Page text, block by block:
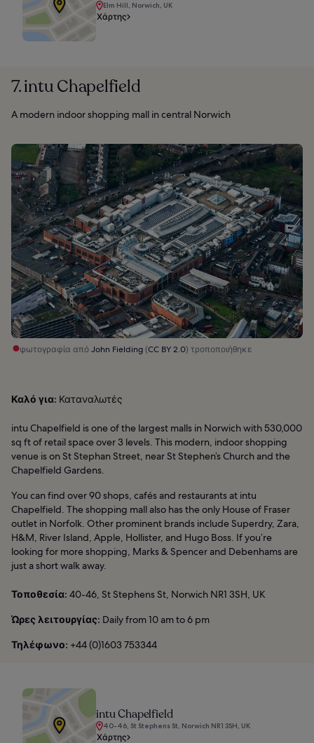
Elm Hill, Norwich, UK
Χάρτης
7. intu Chapelfield
A modern indoor shopping mall in central Norwich
φωτογραφία απόJohn Fielding(CC BY 2.0) τροποποιήθηκε
Καλό για: Καταναλωτές
intu Chapelfield is one of the largest malls in Norwich with 530,000
sq ft of retail space over 3 levels. This modern, indoor shopping
venue is on St Stephan Street, near St Stephen’s Church and the
Chapelfield Gardens.
You can find over 90 shops, cafés and restaurants at intu
Chapelfield. The shopping mall also has the only House of Fraser
outlet in Norfolk. Other prominent brands include Superdry, Zara,
H&M, River Island, Apple, Hollister, and Hugo Boss. If you’re
looking for more shopping, Marks & Spencer and Debenhams are
just a short walk away.
Τοποθεσία: 40-46, St Stephens St, Norwich NR1 3SH, UK
Ώρες λειτουργίας: Daily from 10 am to 6 pm
Τηλέφωνο: +44 (0)1603 753344
intu Chapelfield
40-46, St Stephens St, Norwich NR1 3SH, UK
Χάρτης